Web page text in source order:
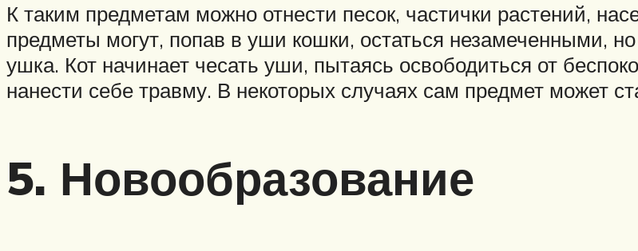
К таким предметам можно отнести песок, частички растений,
предметы могут, попав в уши кошки, остаться незамеченными,
ушка. Кот начинает чесать уши, пытаясь освободиться от
нанести себе травму. В некоторых случаях сам предмет может
5. Новообразование